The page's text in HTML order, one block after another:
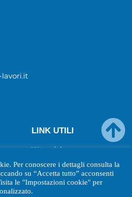
LINK UTILI
Wecanjob
Privacy Policy
Cookie Policy
Per conoscere i dettagli consulta la
su “Accetta tutto” acconsenti
le "Impostazioni cookie" per